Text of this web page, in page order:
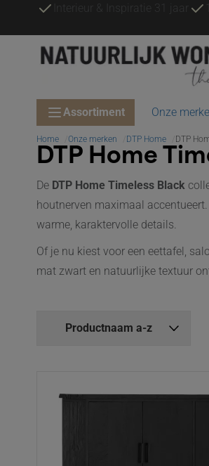
Interieur & Inspiratie 31 jaar
Assortiment Onze
Home Onze merken DTP Home DTP
DTP Home
De DTP Home Timeless Black
houtnerven maximaal
warme, karaktervolle details.
Of je nu kiest voor een eettafel,
mat zwart en natuurlijke textuur